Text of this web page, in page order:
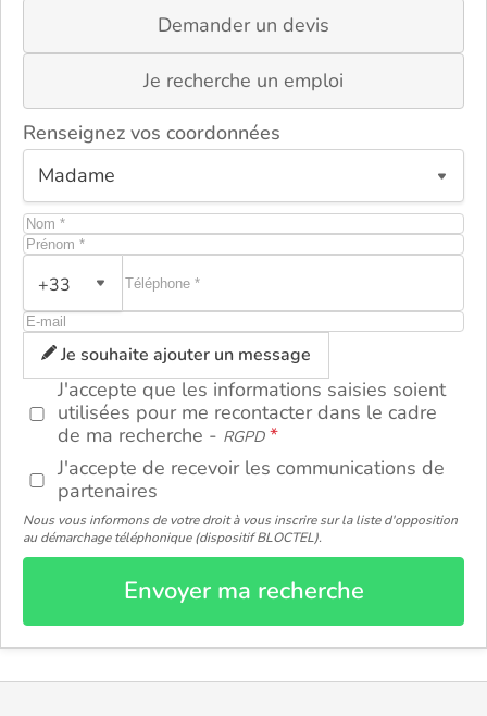
Demander un devis
Je recherche un emploi
Renseignez vos coordonnées
+33
Je souhaite ajouter un message
J'accepte que les informations saisies soient
utilisées pour me recontacter dans le cadre
de ma recherche - RGPD
J'accepte de recevoir les communications de
partenaires
Nous vous informons de votre droit à vous inscrire sur la liste d'opposition
au démarchage téléphonique (dispositif BLOCTEL).
Envoyer ma recherche
ou